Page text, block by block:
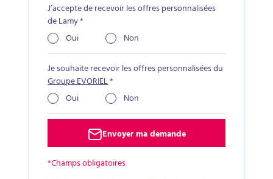
J’accepte de recevoir les offres personnalisées
de Lamy*
Oui
Non
Je souhaite recevoir les offres personnalisées du
Groupe EVORIEL*
Oui
Non
Envoyer ma demande
*Champs obligatoires